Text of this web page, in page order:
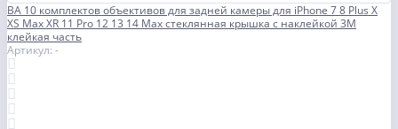
BA 10 комплектов объективов для задней камеры для iPhone 7 8 Plus X
XS Max XR 11 Pro 12 13 14 Max стеклянная крышка с наклейкой 3M
клейкая часть
Артикул: -